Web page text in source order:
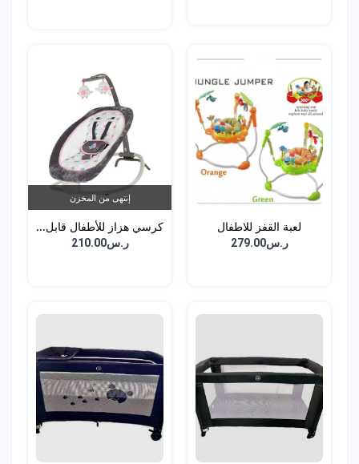
لعبة القفز للاطفال
ر.س279.00
إنتهى من المخزن
كرسي هزاز للأطفال قابل...
ر.س210.00